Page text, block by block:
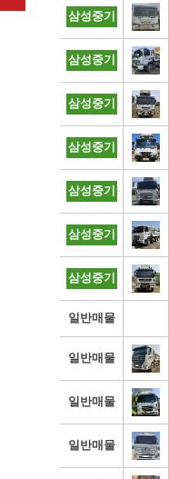
삼성중기
삼성중기
삼성중기
삼성중기
삼성중기
삼성중기
삼성중기
일반매물
일반매물
일반매물
일반매물